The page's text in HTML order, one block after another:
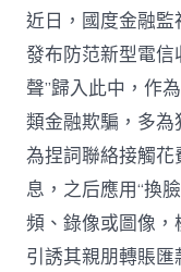
近日，國度金融
發布防范新型電信
聲”歸入此中，作
類金融欺騙，多為
為捏詞聯絡接觸
息，之后應用“換
頻、錄像或圖像，
引誘其親朋轉賬匯